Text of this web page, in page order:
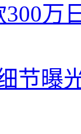
300万
节